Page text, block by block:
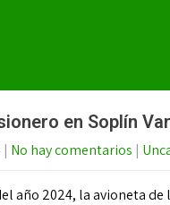
en Soplín
| No hay comentarios |
año 2024, la avioneta de